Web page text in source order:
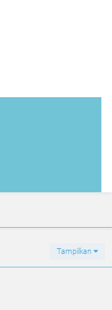
Tampilkan